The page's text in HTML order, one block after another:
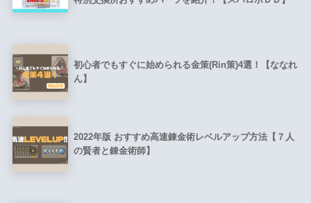
初心者でもすぐに始められる金策(Rin策)4選！【ななれ
ん】
2022年版 おすすめ高速錬金術レベルアップ方法【７人
の賢者と錬金術師】